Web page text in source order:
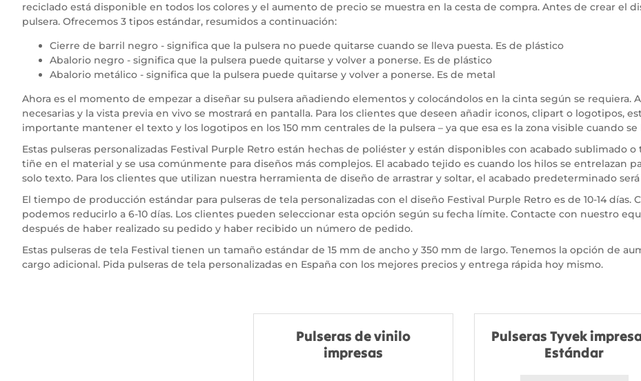
reciclado está disponible en todos los colores y el aumento de precio se muestra en la cesta de compra. Antes de crear el
pulsera. Ofrecemos 3 tipos estándar, resumidos a continuación:
Cierre de barril negro - significa que la pulsera no puede quitarse cuando se lleva puesta. Es de plástico
Abalorio negro - significa que la pulsera puede quitarse y volver a ponerse. Es de plástico
Abalorio metálico - significa que la pulsera puede quitarse y volver a ponerse. Es de metal
Ahora es el momento de empezar a diseñar su pulsera añadiendo elementos y colocándolos en la cinta según se requiera.
necesarias y la vista previa en vivo se mostrará en pantalla. Para los clientes que deseen añadir iconos, clipart o logotipos,
importante mantener el texto y los logotipos en los 150 mm centrales de la pulsera – ya que esa es la zona visible cuando
Estas pulseras personalizadas Festival Purple Retro están hechas de poliéster y están disponibles con acabado sublimado
tiñe en el material y se usa comúnmente para diseños más complejos. El acabado tejido es cuando los hilos se entrelazan
solo texto. Para los clientes que utilizan nuestra herramienta de diseño de arrastrar y soltar, el acabado predeterminado
El tiempo de producción estándar para pulseras de tela personalizadas con el diseño Festival Purple Retro es de 10-14
podemos reducirlo a 6-10 días. Los clientes pueden seleccionar esta opción según su fecha límite. Contacte con nuestro
después de haber realizado su pedido y haber recibido un número de pedido.
Estas pulseras de tela Festival tienen un tamaño estándar de 15 mm de ancho y 350 mm de largo. Tenemos la opción de
cargo adicional. Pida pulseras de tela personalizadas en España con los mejores precios y entrega rápida hoy mismo.
Pulseras de vinilo
impresas
Pulseras Tyvek
Estándar